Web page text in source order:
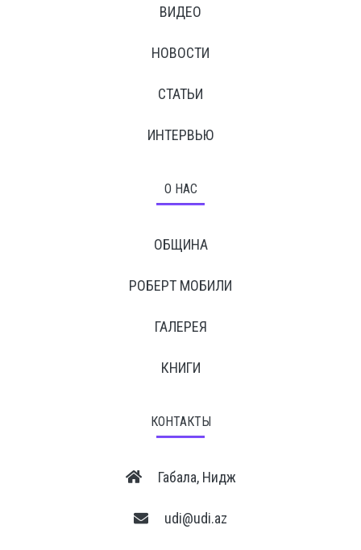
ВИДЕО
НОВОСТИ
СТАТЬИ
ИНТЕРВЬЮ
О НАС
ОБЩИНА
РОБЕРТ МОБИЛИ
ГАЛЕРЕЯ
КНИГИ
КОНТАКТЫ
Габала, Нидж
udi@udi.az